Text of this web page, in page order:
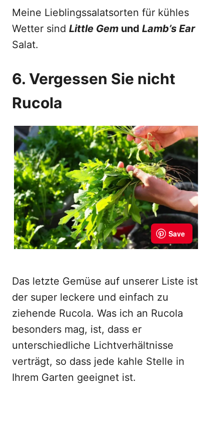
Meine Lieblingssalatsorten für kühles
Wetter sind Little Gem und Lamb’s Ear
Salat.
6. Vergessen Sie nicht
Rucola
Das letzte Gemüse auf unserer Liste ist
der super leckere und einfach zu
ziehende Rucola. Was ich an Rucola
besonders mag, ist, dass er
unterschiedliche Lichtverhältnisse
verträgt, so dass jede kahle Stelle in
Ihrem Garten geeignet ist.